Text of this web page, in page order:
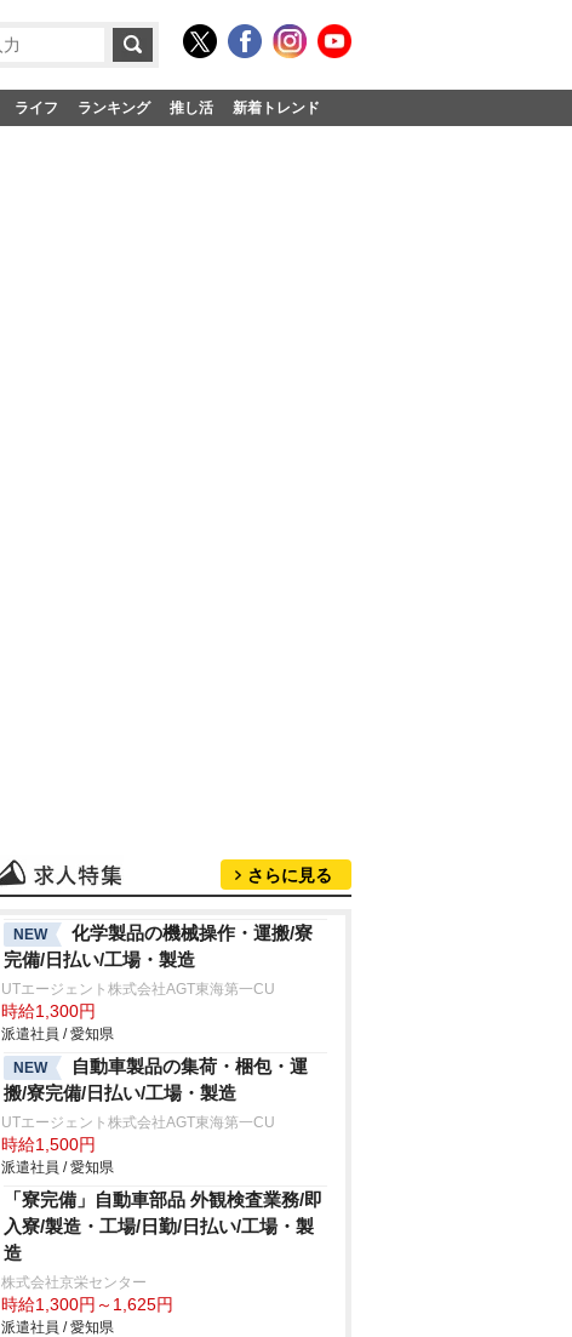
ライフ ランキング 推し活 新着トレンド
さらに見る
NEW
化学製品の機械操作・運搬/寮
完備/日払い/工場・製造
UTエージェント株式会社AGT東海第一CU
時給1,300円
派遣社員 / 愛知県
NEW
自動車製品の集荷・梱包・運
搬/寮完備/日払い/工場・製造
UTエージェント株式会社AGT東海第一CU
時給1,500円
派遣社員 / 愛知県
「寮完備」自動車部品 外観検査業務/即
入寮/製造・工場/日勤/日払い/工場・製
造
株式会社京栄センター
時給1,300円～1,625円
派遣社員 / 愛知県